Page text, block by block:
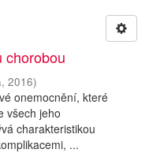
chorobou
, 2016)
onemocnění, které
všech jeho
charakteristikou
...